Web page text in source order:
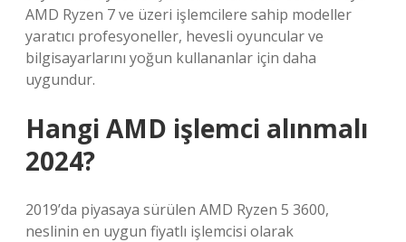
AMD Ryzen 7 ve üzeri işlemcilere sahip modeller
yaratıcı profesyoneller, hevesli oyuncular ve
bilgisayarlarını yoğun kullananlar için daha
uygundur.
Hangi AMD işlemci alınmalı
2024?
2019’da piyasaya sürülen AMD Ryzen 5 3600,
neslinin en uygun fiyatlı işlemcisi olarak